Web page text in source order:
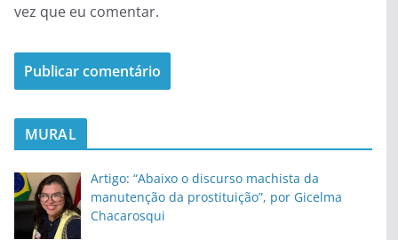
vez que eu comentar.
MURAL
Artigo: “Abaixo o discurso machista da
manutenção da prostituição”, por Gicelma
Chacarosqui